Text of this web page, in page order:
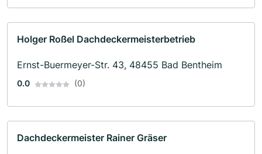
Holger Roßel Dachdeckermeisterbetrieb
Ernst-Buermeyer-Str. 43, 48455 Bad Bentheim
0.0 (0)
Dachdeckermeister Rainer Gräser